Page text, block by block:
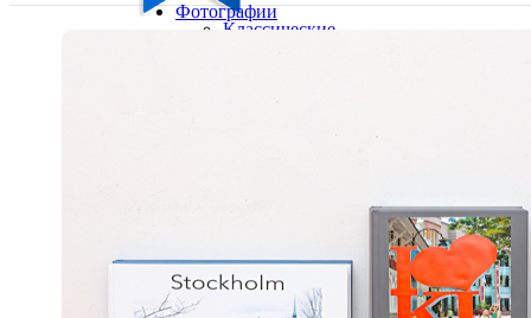
Фотографии
Классические
А4
Фото